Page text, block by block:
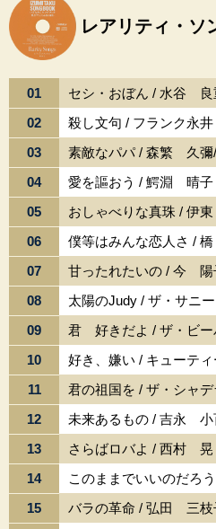
レアリティ・ソ
01
セシ・おぼん / 水谷 良
02
殺し文句 / フランク永井
03
素敵なパパ / 森繁 久
04
愛を謳おう / 鰐淵 晴子
05
おしゃべりな真珠 / 伊
06
僕等はみんな恋人さ /
07
甘ったれたいの / 今 陽
08
太陽のJudy / ザ・サニ
09
君 好きだよ / ザ・ビー
10
好き、嫌い / キューティ
11
君の祖国を / ザ・シャデ
12
未来あるもの / 吉永 小
13
さらばロバよ / 西村 晃
14
このままでいいのだろ
15
バラの革命 / 弘田 三枝